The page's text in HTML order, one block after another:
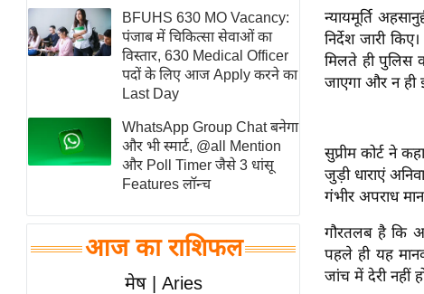
विश्लेषण
समसामयिक
मातृभूमि
एम.
आर.
आई.
समीक्षा
धर्म
ज्योतिष
BFUHS 630 MO Vacancy:
पंजाब में चिकित्सा सेवाओं का
विस्तार, 630 Medical Officer
पदों के लिए आज Apply करने का
Last Day
WhatsApp Group Chat बनेगा
और भी स्मार्ट, @all Mention
और Poll Timer जैसे 3 धांसू
Features लॉन्च
आज का राशिफल
मेष | Aries
न्यायमूर्ति
निर्देश जारी
मिलते ही पुलिस
जाएगा और न ही
सुप्रीम कोर्ट ने
जुड़ी धाराएं
गंभीर अपराध
गौरतलब है कि
पहले ही यह
जांच में देरी नहीं